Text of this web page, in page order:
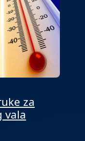
za
vala